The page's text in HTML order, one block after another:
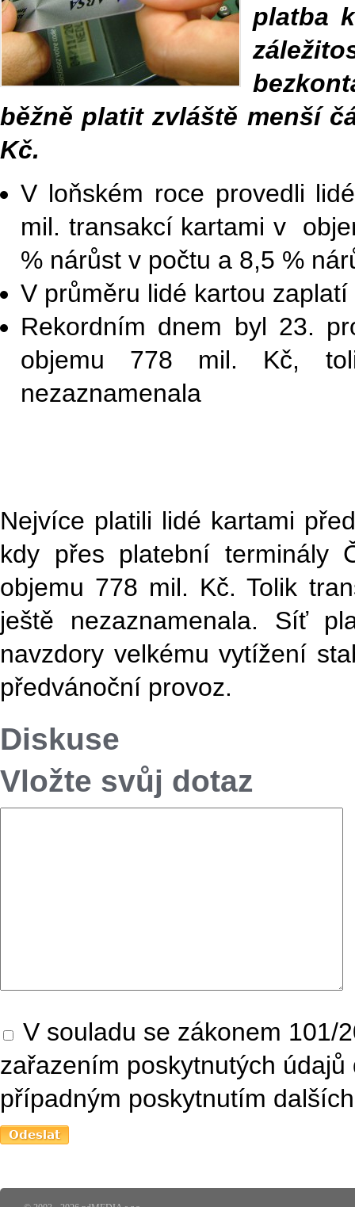
platba
běžně platit zvláště menší
Kč.
V loňském roce provedli
mil. transakcí kartami v
% nárůst v počtu a 8,5 %
V průměru lidé kartou
Rekordním dnem byl 23.
objemu 778 mil. Kč,
nezaznamenala
Nejvíce platili lidé kartami
kdy přes platební terminály
objemu 778 mil. Kč. Tolik
ještě nezaznamenala. Síť
navzdory velkému vytížení
předvánoční provoz.
Diskuse
Vložte svůj dotaz
V souladu se zákonem 101/
zařazením poskytnutých
případným poskytnutím